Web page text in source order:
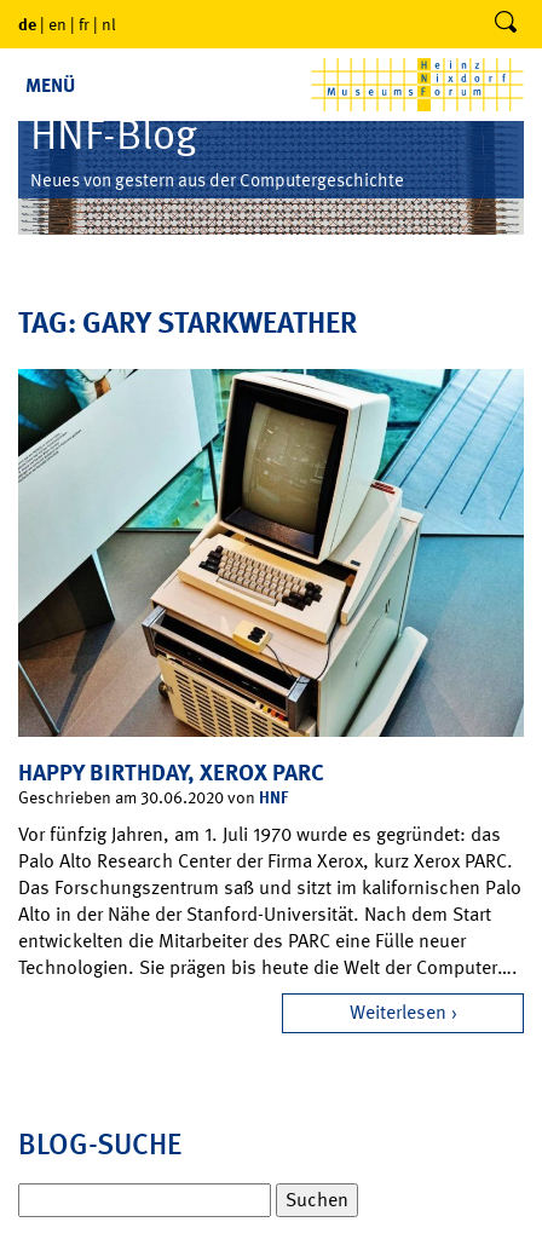
de | en | fr | nl
MENÜ
HNF-Blog
Neues von gestern aus der Computergeschichte
TAG: GARY STARKWEATHER
HAPPY BIRTHDAY, XEROX PARC
Geschrieben am 30.06.2020 von HNF
Vor fünfzig Jahren, am 1. Juli 1970 wurde es gegründet: das
Palo Alto Research Center der Firma Xerox, kurz Xerox PARC.
Das Forschungszentrum saß und sitzt im kalifornischen Palo
Alto in der Nähe der Stanford-Universität. Nach dem Start
entwickelten die Mitarbeiter des PARC eine Fülle neuer
Technologien. Sie prägen bis heute die Welt der Computer….
Weiterlesen
BLOG-SUCHE
nach: